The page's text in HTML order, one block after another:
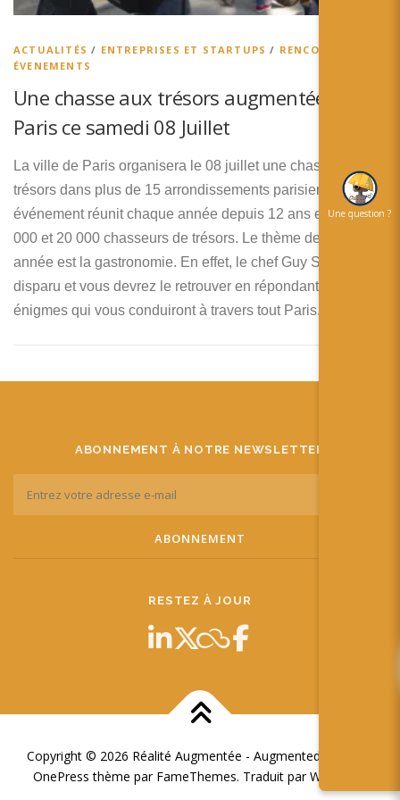
ACTUALITÉS / ENTREPRISES ET STARTUPS / RENCONTRES ET
ÉVENEMENTS
Une chasse aux trésors augmentée à
Paris ce samedi 08 Juillet
La ville de Paris organisera le 08 juillet une chasse aux
trésors dans plus de 15 arrondissements parisiens. Cet
événement réunit chaque année depuis 12 ans entre 12
000 et 20 000 chasseurs de trésors. Le thème de cette
année est la gastronomie. En effet, le chef Guy Shloren à
disparu et vous devrez le retrouver en répondant à des
énigmes qui vous conduiront à travers tout Paris.
ABONNEMENT À NOTRE NEWSLETTER
RESTEZ À JOUR
Copyright © 2026 Réalité Augmentée - Augmented Reality
OnePress thème par FameThemes. Traduit par Wp Trads.
Une question ?